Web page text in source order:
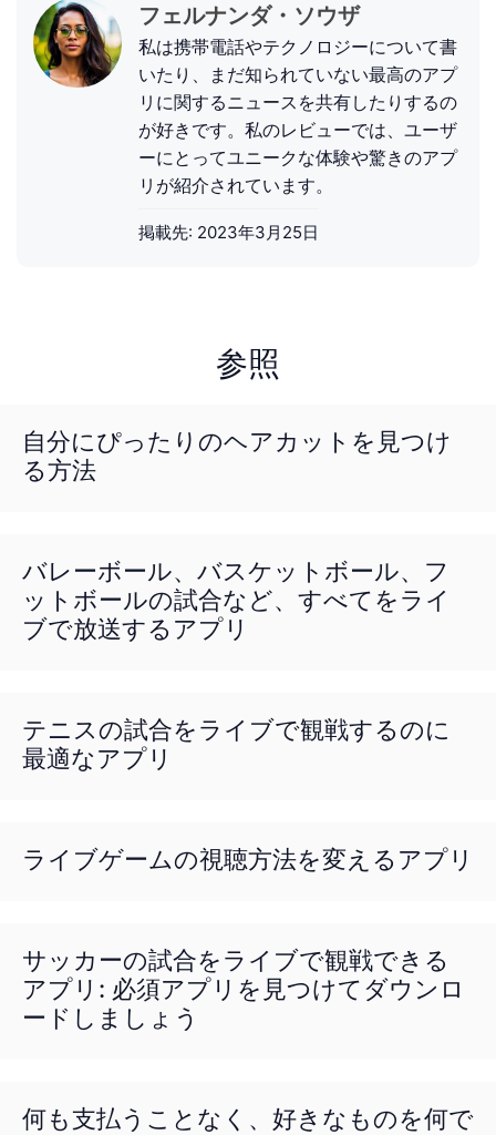
フェルナンダ・ソウザ
私は携帯電話やテクノロジーについて書
いたり、まだ知られていない最高のアプ
リに関するニュースを共有したりするの
が好きです。私のレビューでは、ユーザ
ーにとってユニークな体験や驚きのアプ
リが紹介されています。
掲載先: 2023年3月25日
参照
自分にぴったりのヘアカットを見つけ
る方法
バレーボール、バスケットボール、フ
ットボールの試合など、すべてをライ
ブで放送するアプリ
テニスの試合をライブで観戦するのに
最適なアプリ
ライブゲームの視聴方法を変えるアプリ
サッカーの試合をライブで観戦できる
アプリ: 必須アプリを見つけてダウンロ
ードしましょう
何も支払うことなく、好きなものを何で